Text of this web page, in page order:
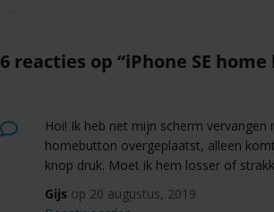
6 reacties op “iPhone SE
Hoi! Ik heb net mijn scherm
homebutton overgeplaatst, alleen
knop druk. Moet ik hem losser of
Gijs op 20 augustus, 2019